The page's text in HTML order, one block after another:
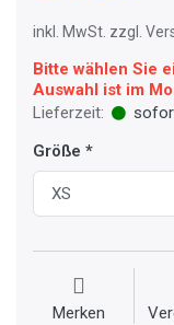
inkl. MwSt. zzgl.
Bitte wählen Sie
Auswahl ist im
Lieferzeit:
Größe
Merken